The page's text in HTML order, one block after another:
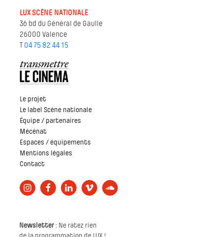
LUX SCÈNE NATIONALE
36 bd du Général de Gaulle
26000 Valence
T 04 75 82 44 15
Le projet
Le label Scène nationale
Équipe / partenaires
Mécénat
Espaces / équipements
Mentions légales
Contact
Newsletter: Ne ratez rien